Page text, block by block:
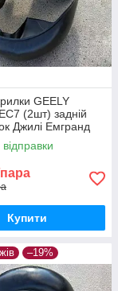
GEELY
(2шт) задній
Джилі Емгранд
Купити
–19%